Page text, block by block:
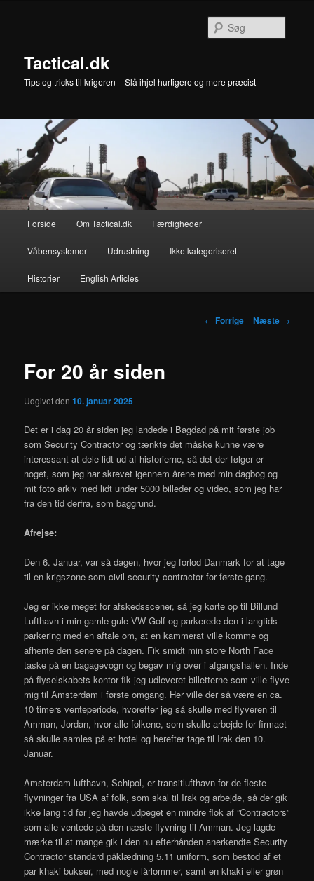
Tactical.dk
Tips og tricks til krigeren – Slå ihjel hurtigere og mere præcist
Forside Om Tactical.dk Færdigheder
Våbensystemer Udrustning Ikke kategoriseret
Historier English Articles
Indlægsnavigation
← Forrige Næste →
For 20 år siden
Udgivet den10. januar 2025
Det er i dag 20 år siden jeg landede i Bagdad på mit første job
som Security Contractor og tænkte det måske kunne være
interessant at dele lidt ud af historierne, så det der følger er
noget, som jeg har skrevet igennem årene med min dagbog og
mit foto arkiv med lidt under 5000 billeder og video, som jeg har
fra den tid derfra, som baggrund.
Afrejse:
Den 6. Januar, var så dagen, hvor jeg forlod Danmark for at tage
til en krigszone som civil security contractor for første gang.
Jeg er ikke meget for afskedsscener, så jeg kørte op til Billund
Lufthavn i min gamle gule VW Golf og parkerede den i langtids
parkering med en aftale om, at en kammerat ville komme og
afhente den senere på dagen. Fik smidt min store North Face
taske på en bagagevogn og begav mig over i afgangshallen. Inde
på flyselskabets kontor fik jeg udleveret billetterne som ville flyve
mig til Amsterdam i første omgang. Her ville der så være en ca.
10 timers venteperiode, hvorefter jeg så skulle med flyveren til
Amman, Jordan, hvor alle folkene, som skulle arbejde for firmaet
så skulle samles på et hotel og herefter tage til Irak den 10.
Januar.
Amsterdam lufthavn, Schipol, er transitlufthavn for de fleste
flyvninger fra USA af folk, som skal til Irak og arbejde, så der gik
ikke lang tid før jeg havde udpeget en mindre flok af ”Contractors”
som alle ventede på den næste flyvning til Amman. Jeg lagde
mærke til at mange gik i den nu efterhånden anerkendte Security
Contractor standard påklædning 5.11 uniform, som bestod af et
par khaki bukser, med nogle lårlommer, samt en khaki eller grøn